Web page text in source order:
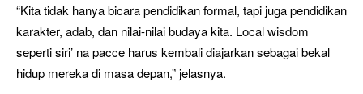
“Kita tidak hanya bicara pendidikan formal, tapi juga pendidikan
karakter, adab, dan nilai-nilai budaya kita. Local wisdom
seperti siri’ na pacce harus kembali diajarkan sebagai bekal
hidup mereka di masa depan,” jelasnya.